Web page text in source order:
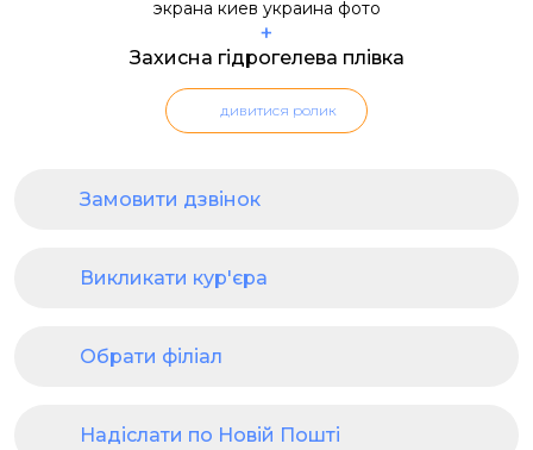
+
Захисна гідрогелева плівка
дивитися ролик
Замовити дзвінок
Викликати кур'єра
Обрати філіал
Надіслати по Новій Пошті